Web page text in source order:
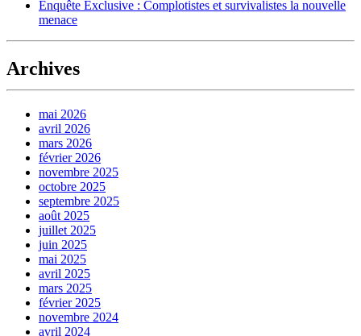
Enquête Exclusive : Complotistes et survivalistes la nouvelle
menace
Archives
mai 2026
avril 2026
mars 2026
février 2026
novembre 2025
octobre 2025
septembre 2025
août 2025
juillet 2025
juin 2025
mai 2025
avril 2025
mars 2025
février 2025
novembre 2024
avril 2024